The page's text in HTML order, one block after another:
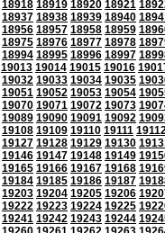
18918 18919 18920 18921
18937 18938 18939 18940
18956 18957 18958 18959
18975 18976 18977 18978
18994 18995 18996 18997
19013 19014 19015 19016
19032 19033 19034 19035
19051 19052 19053 19054
19070 19071 19072 19073
19089 19090 19091 19092
19108 19109 19110 19111
19127 19128 19129 19130
19146 19147 19148 19149
19165 19166 19167 19168
19184 19185 19186 19187
19203 19204 19205 19206
19222 19223 19224 19225
19241 19242 19243 19244